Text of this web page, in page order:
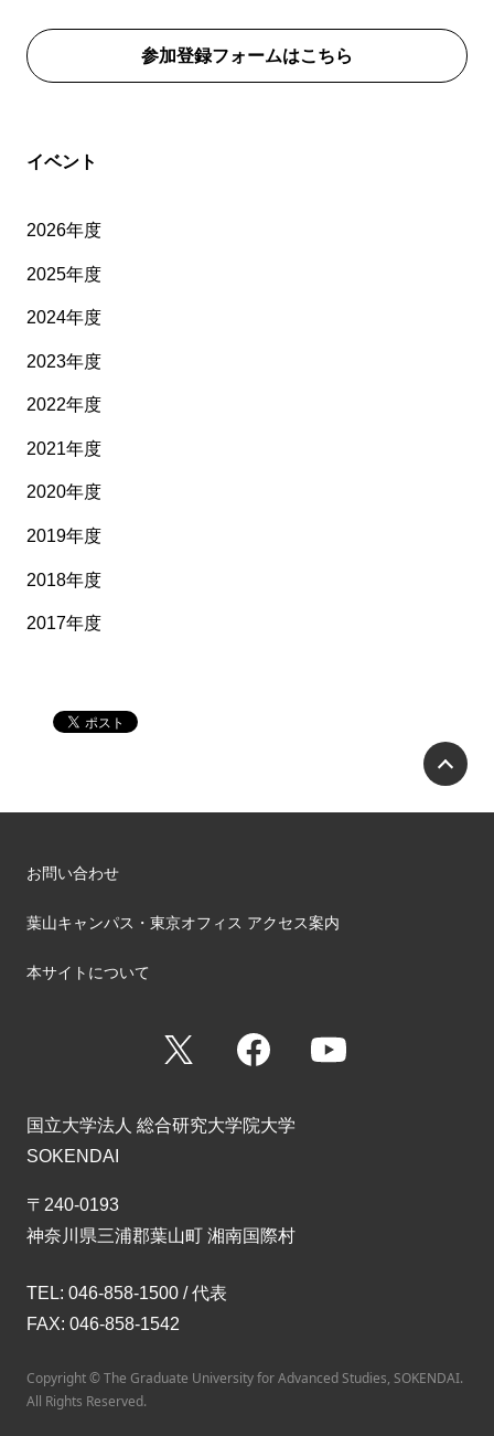
参加登録フォームはこちら
イベント
2026年度
2025年度
2024年度
2023年度
2022年度
2021年度
2020年度
2019年度
2018年度
2017年度
お問い合わせ
葉山キャンパス・東京オフィス アクセス案内
本サイトについて
Facebook
国立大学法人 総合研究大学院大学
SOKENDAI
〒240-0193
神奈川県三浦郡葉山町 湘南国際村
TEL: 046-858-1500 / 代表
FAX: 046-858-1542
Copyright © The Graduate University for Advanced Studies, SOKENDAI.
All Rights Reserved.